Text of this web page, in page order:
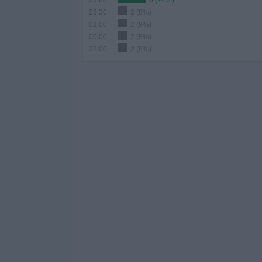
23:30
2 (8%)
02:00
2 (8%)
2 (8%)
22:00
2 (8%)